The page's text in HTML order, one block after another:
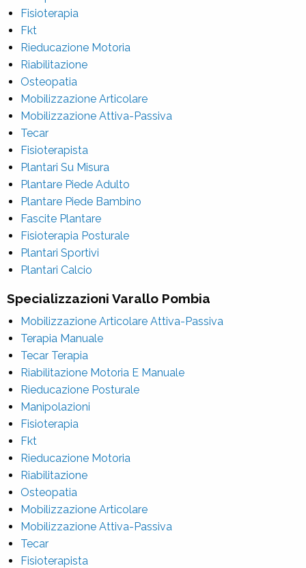
Fisioterapia
Fkt
Rieducazione Motoria
Riabilitazione
Osteopatia
Mobilizzazione Articolare
Mobilizzazione Attiva-Passiva
Tecar
Fisioterapista
Plantari Su Misura
Plantare Piede Adulto
Plantare Piede Bambino
Fascite Plantare
Fisioterapia Posturale
Plantari Sportivi
Plantari Calcio
Specializzazioni Varallo Pombia
Mobilizzazione Articolare Attiva-Passiva
Terapia Manuale
Tecar Terapia
Riabilitazione Motoria E Manuale
Rieducazione Posturale
Manipolazioni
Fisioterapia
Fkt
Rieducazione Motoria
Riabilitazione
Osteopatia
Mobilizzazione Articolare
Mobilizzazione Attiva-Passiva
Tecar
Fisioterapista